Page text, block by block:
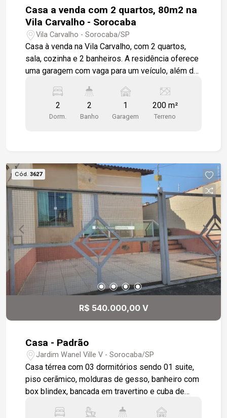
oportunidade de instalar seu negócio em um dos
melhores pontos do Campolim!
Casa a venda com 2 quartos, 80m2 na
Vila Carvalho - Sorocaba
Vila Carvalho - Sorocaba/SP
Casa à venda na Vila Carvalho, com 2 quartos,
sala, cozinha e 2 banheiros. A residência oferece
uma garagem com vaga para um veículo, além de
localizada na parte inferior do imóvel, com
acesso direto ao quintal. A propriedade também
segurança e comodidade. Pontos de referência:
Próximo a Avenida General Osório e Vila Trujillo.
Gostaria de saber mais informações ou agendar
uma visita?
2
Dorm.
2
Banho
1
Garagem
200 m²
Terreno
Cód. 3627
R$ 540.000,00 V
Casa - Padrão
Jardim Wanel Ville V - Sorocaba/SP
Casa térrea com 03 dormitórios sendo 01 suite,
piso cerãmico, molduras de gesso, banheiro com
box blindex, bancada em travertino e cuba de
armários, sala com piso porcelanato, decoração